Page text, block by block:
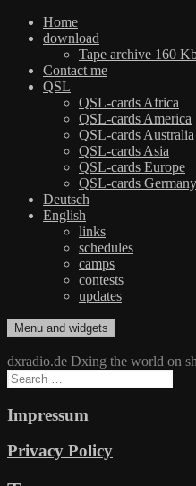
Home
download
Tape archive 160
Contact me
QSL
QSL-cards Africa
QSL-cards America
QSL-cards Australia
QSL-cards Asia
QSL-cards Europe
QSL-cards Germany
Deutsch
English
links
schedules
camps
contests
updates
Skip
to
content
dxradio.de
DXing the world on shortwave
Menu and widgets
dxradio.de Dxing the world on
Search
for:
Impressum
Privacy Policy